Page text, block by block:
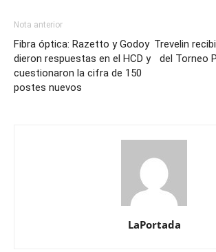
Nota anterior
Fibra óptica: Razetto y Godoy
dieron respuestas en el HCD y
cuestionaron la cifra de 150
postes nuevos
Trevelin
del Torneo
LaPortada